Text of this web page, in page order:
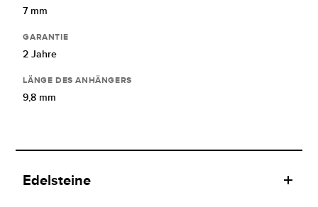
7 mm
GARANTIE
2 Jahre
LÄNGE DES ANHÄNGERS
9,8 mm
Edelsteine